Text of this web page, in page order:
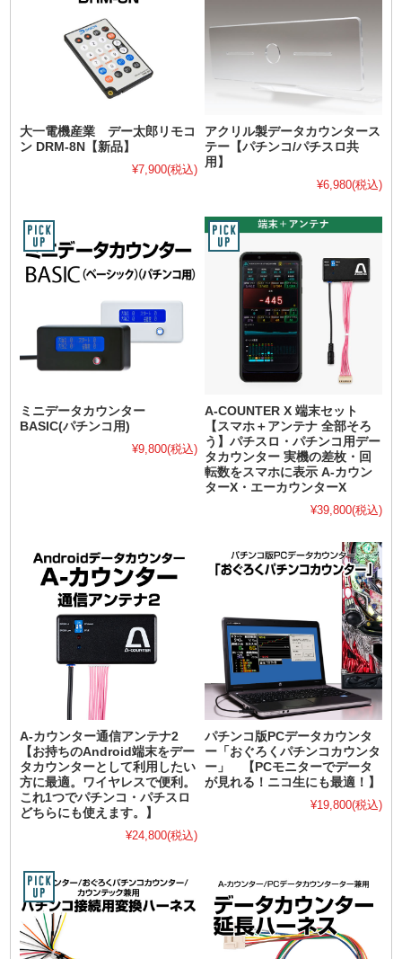
大一電機産業 デー太郎リモコ
ン DRM-8N【新品】
¥7,900(税込)
アクリル製データカウンタース
テー【パチンコ/パチスロ共
用】
¥6,980(税込)
ミニデータカウンター
BASIC(パチンコ用)
¥9,800(税込)
A-COUNTER X 端末セット
【スマホ＋アンテナ 全部そろ
う】パチスロ・パチンコ用デー
タカウンター 実機の差枚・回
転数をスマホに表示 A-カウン
ターX・エーカウンターX
¥39,800(税込)
A-カウンター通信アンテナ2
【お持ちのAndroid端末をデー
タカウンターとして利用したい
方に最適。ワイヤレスで便利。
これ1つでパチンコ・パチスロ
どちらにも使えます。】
¥24,800(税込)
パチンコ版PCデータカウンタ
ー「おぐろくパチンコカウンタ
ー」 【PCモニターでデータ
が見れる！ニコ生にも最適！】
¥19,800(税込)